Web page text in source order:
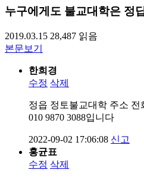
누구에게도 불교대학은 정
2019.03.15 28,487 읽음
본문보기
한희경
수정 삭제
정읍 정토불교대학 주소
010 9870 3088입니다
2022-09-02 17:06:08 신고
홍균표
수정 삭제